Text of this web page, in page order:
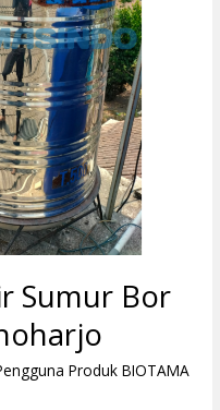
Sumur Bor
Produk BIOTAMA